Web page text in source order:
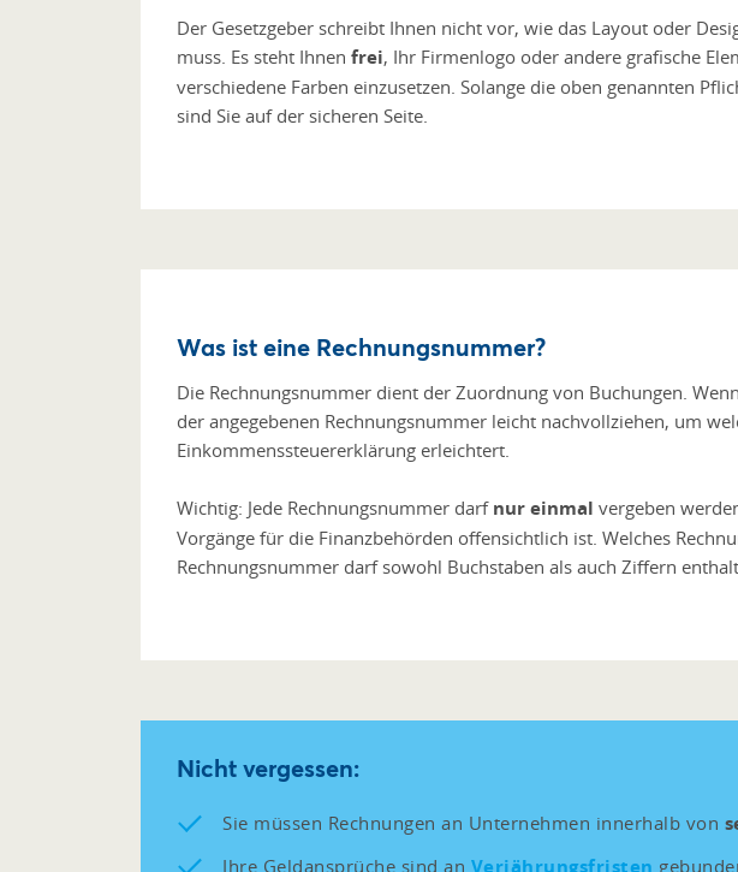
Der Gesetzgeber schreibt Ihnen nicht vor, wie das Layout oder
muss. Es steht Ihnen frei, Ihr Firmenlogo oder andere grafische
verschiedene Farben einzusetzen. Solange die oben genannten
sind Sie auf der sicheren Seite.
Was ist eine Rechnungsnummer?
Die Rechnungsnummer dient der Zuordnung von Buchungen.
der angegebenen Rechnungsnummer leicht nachvollziehen, um
Einkommenssteuererklärung erleichtert.
Wichtig: Jede Rechnungsnummer darf nur einmal vergeben
Vorgänge für die Finanzbehörden offensichtlich ist. Welches
Rechnungsnummer darf sowohl Buchstaben als auch Ziffern
Nicht vergessen:
Sie müssen Rechnungen an Unternehmen innerhalb von
Ihre Geldansprüche sind an Verjährungsfristen